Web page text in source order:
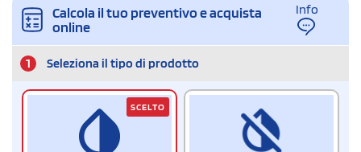
Calcola il tuo preventivo e acquista
online
Info
1 Seleziona il tipo di prodotto
SCELTO